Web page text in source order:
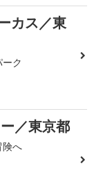
カス／東
ク
／東京都
険へ